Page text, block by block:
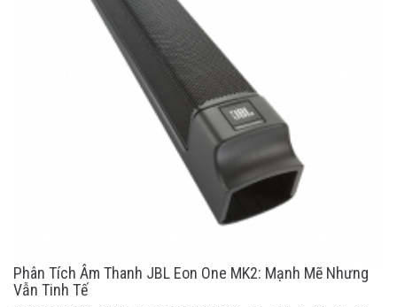
Phân Tích Âm Thanh JBL Eon One MK2: Mạnh Mẽ Nhưng
Vẫn Tinh Tế